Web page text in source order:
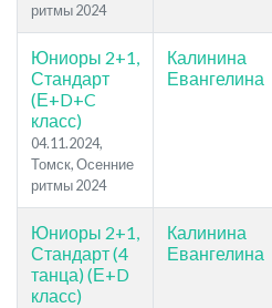
ритмы 2024
Юниоры 2+1,
Стандарт
(Е+D+C
класс)
04.11.2024,
Томск, Осенние
ритмы 2024
Калинина
Евангелина
Юниоры 2+1,
Стандарт (4
танца) (Е+D
класс)
Калинина
Евангелина